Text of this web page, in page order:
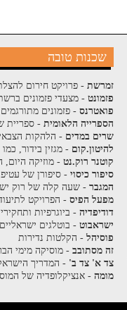
שכנות טובה
זמרשת- פרויקט חירום
פזמונט- מצעדי פזמונים
פואטרנס- פזמונים
הספרייה הלאומית- ספריית
שרים במדים - הלהקות
להיטון.קום - מגזין בידור,
קוטנר רוק.נט- מוזיקה היום,
סיפור כיסוי- סיפורן של
המגבר- שעה קלה של רוק
מפעל הפיס- הפרויקט
דודיפדיה- ביוגרפיות
ישראבוט- בוטלגים ישראליים
פוסיהל- הקלטות נדירות
זה מסתובב- מוסיקה מימי
צד א' צד ב' - המדריך
מומה- אנציקלופדיה של